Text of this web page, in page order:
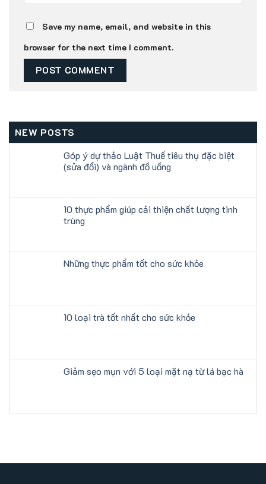
Save my name, email, and website in this
browser for the next time I comment.
NEW POSTS
Góp ý dự thảo Luật Thuế tiêu thụ đặc biệt
(sửa đổi) và ngành đồ uống
10 thực phẩm giúp cải thiện chất lượng tinh
trùng
Những thực phẩm tốt cho sức khỏe
10 loại trà tốt nhất cho sức khỏe
Giảm sẹo mụn với 5 loại mặt nạ từ lá bạc hà